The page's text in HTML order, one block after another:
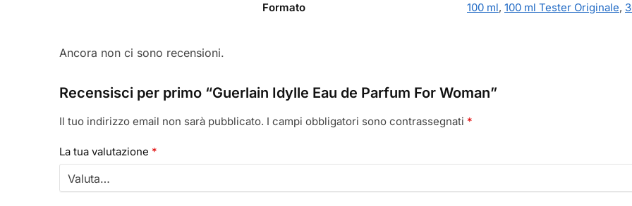
Formato 100 ml, 100 ml Tester Originale,
Ancora non ci sono recensioni.
Recensisci per primo “Guerlain Idylle Eau de Parfum For Woman”
Il tuo indirizzo email non sarà pubblicato. I campi obbligatori sono contrassegnati *
La tua valutazione *